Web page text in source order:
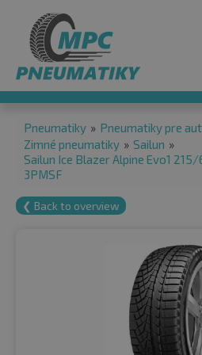
Pneumatiky » Pneumatiky pre
Zimné pneumatiky » Sailun »
Sailun Ice Blazer Alpine Evo1 215/
3PMSF
❮ Back to overview